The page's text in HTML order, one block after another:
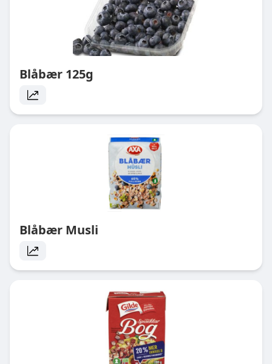
Blåbær 125g
Blåbær Musli